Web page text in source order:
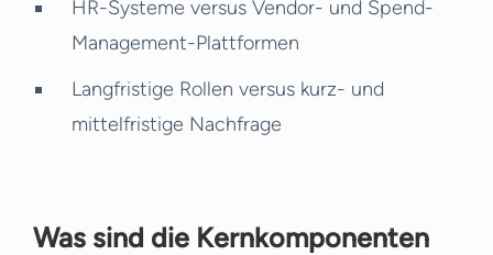
HR-Systeme versus Vendor- und Spend-
Management-Plattformen
Langfristige Rollen versus kurz- und
mittelfristige Nachfrage
Was sind die Kernkomponenten